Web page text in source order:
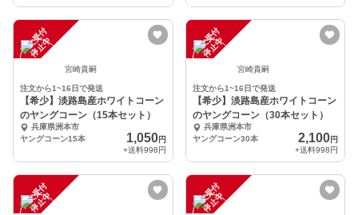
注
文
受
付
停
止
中
宮崎貴嗣
注文から1~16日で発送
【希少】淡路島産ホワイトコーン
のヤングコーン（15本セット）
兵庫県洲本市
ヤングコーン15本
1,050円
+送料998円
注
文
受
付
停
止
中
宮崎貴嗣
注文から1~16日で発送
【希少】淡路島産ホワイトコーン
のヤングコーン（30本セット）
兵庫県洲本市
ヤングコーン30本
2,100円
+送料998円
注
文
受
付
停
止
中 注
文
受
付
停
止
中